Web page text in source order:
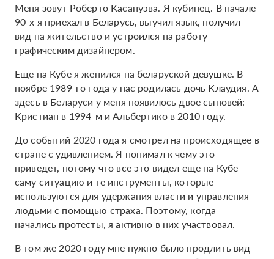
Меня зовут Роберто Касануэва. Я кубинец. В начале
90-х я приехал в Беларусь, выучил язык, получил
вид на жительство и устроился на работу
графическим дизайнером.
Еще на Кубе я женился на беларуской девушке. В
ноябре 1989-го года у нас родилась дочь Клаудия. А
здесь в Беларуси у меня появилось двое сыновей:
Кристиан в 1994-м и Альбертико в 2010 году.
До событий 2020 года я смотрел на происходящее в
стране с удивлением. Я понимал к чему это
приведет, потому что все это видел еще на Кубе —
саму ситуацию и те инструменты, которые
используются для удержания власти и управления
людьми с помощью страха. Поэтому, когда
начались протесты, я активно в них участвовал.
В том же 2020 году мне нужно было продлить вид